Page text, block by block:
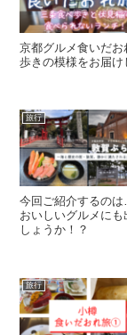
京都グルメ食いだ
歩きの模様をお届け
旅行
今回ご紹介するの
おいしいグルメに
しょうか！？
旅行